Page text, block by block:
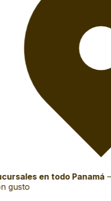
en todo Panamá
gusto